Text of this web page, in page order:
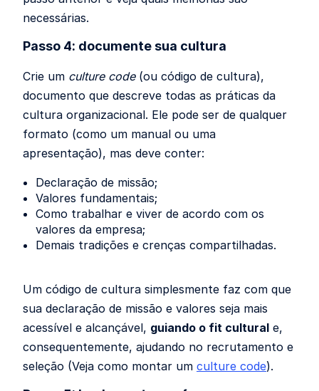
necessárias.
Passo 4: documente sua cultura
Crie um culture code(ou código de cultura),
documento que descreve todas as práticas da
cultura organizacional. Ele pode ser de qualquer
formato (como um manual ou uma
apresentação), mas deve conter:
Declaração de missão;
Valores fundamentais;
Como trabalhar e viver de acordo com os
valores da empresa;
Demais tradições e crenças compartilhadas.
Um código de cultura simplesmente faz com que
sua declaração de missão e valores seja mais
acessível e alcançável, guiando o fit cultural e,
consequentemente, ajudando no recrutamento e
seleção (Veja como montar um culture code).